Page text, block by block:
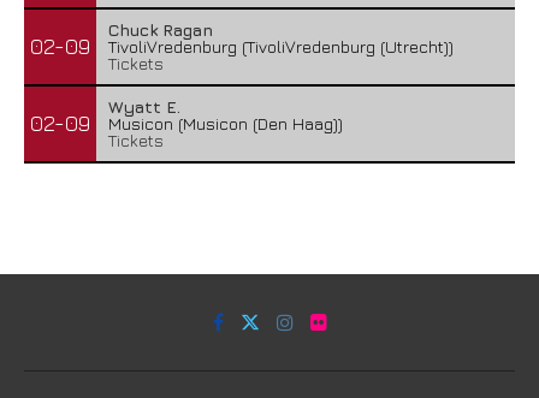
02-09
Chuck Ragan
TivoliVredenburg (TivoliVredenburg (Utrecht))
Tickets
02-09
Wyatt E.
Musicon (Musicon (Den Haag))
Tickets